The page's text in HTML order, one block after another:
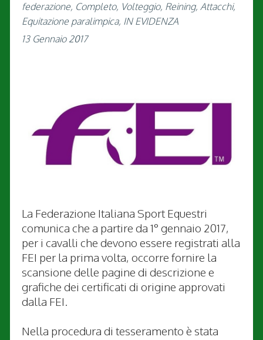
federazione, Completo, Volteggio, Reining, Attacchi,
Equitazione paralimpica, IN EVIDENZA
13 Gennaio 2017
La Federazione Italiana Sport Equestri
comunica che a partire da 1° gennaio 2017,
per i cavalli che devono essere registrati alla
FEI per la prima volta, occorre fornire la
scansione delle pagine di descrizione e
grafiche dei certificati di origine approvati
dalla FEI.
Nella procedura di tesseramento è stata